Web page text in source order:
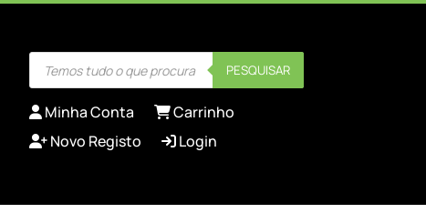
Products
search PESQUISAR
Minha Conta
Carrinho
Novo Registo
Login